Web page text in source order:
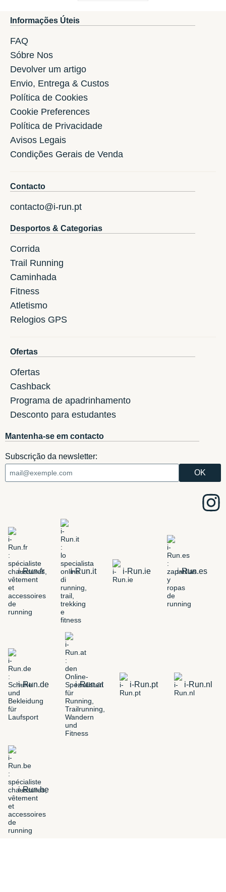
Informações Úteis
FAQ
Sóbre Nos
Devolver um artigo
Envio, Entrega & Custos
Política de Cookies
Cookie Preferences
Política de Privacidade
Avisos Legais
Condições Gerais de Venda
Contacto
contacto@i-run.pt
Desportos & Categorias
Corrida
Trail Running
Caminhada
Fitness
Atletismo
Relogios GPS
Ofertas
Ofertas
Cashback
Programa de apadrinhamento
Desconto para estudantes
Mantenha-se em contacto
Subscrição da newsletter:
i-Run.fr i-Run.it i-Run.ie i-Run.es
i-Run.de i-Run.at i-Run.pt i-Run.nl
i-Run.be